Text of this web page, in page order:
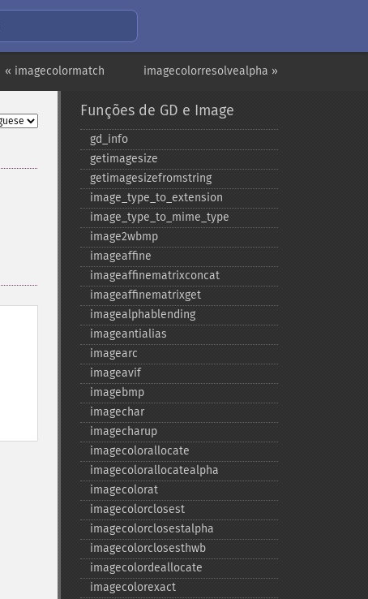
imagecolorresolvealpha »
« imagecolormatch
Funções de GD e Image
gd_​info
getimagesize
getimagesizefromstring
image_​type_​to_​extension
image_​type_​to_​mime_​type
image2wbmp
imageaffine
imageaffinematrixconcat
imageaffinematrixget
imagealphablending
imageantialias
imagearc
imageavif
imagebmp
imagechar
imagecharup
imagecolorallocate
imagecolorallocatealpha
imagecolorat
imagecolorclosest
imagecolorclosestalpha
imagecolorclosesthwb
imagecolordeallocate
imagecolorexact